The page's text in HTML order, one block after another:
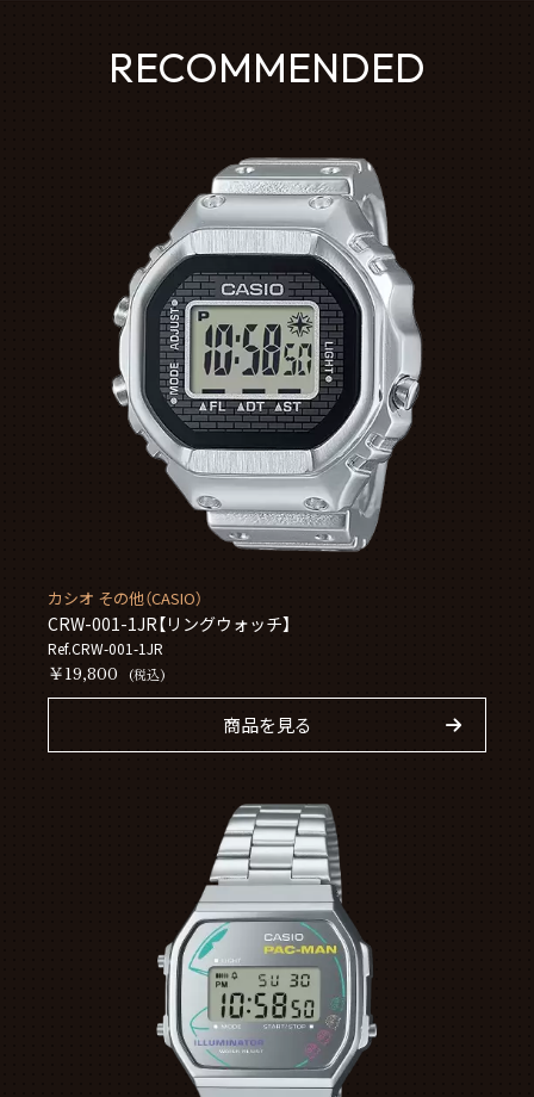
RECOMMENDED
カシオ その他（CASIO）
CRW-001-1JR【リングウォッチ】
Ref.CRW-001-1JR
￥19,800 (税込)
商品を見る